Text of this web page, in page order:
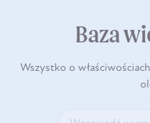
Baza
Wszystko o